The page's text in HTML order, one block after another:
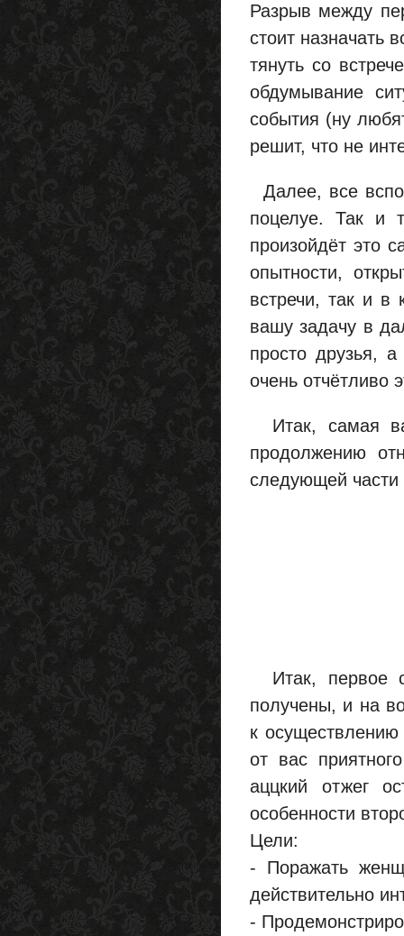
Разрыв между
стоит назначать
тянуть со
обдумывание
события (ну
решит, что не
Далее, все
поцелуе. Так и
произойдёт это
опытности,
встречи, так и в
вашу задачу в
просто друзья,
очень отчётливо
Итак, самая
продолжению
следующей части
Итак, первое
получены, и на
к осуществлению
от вас
аццкий отжег
особенности
Цели:
- Поражать
действительно
-